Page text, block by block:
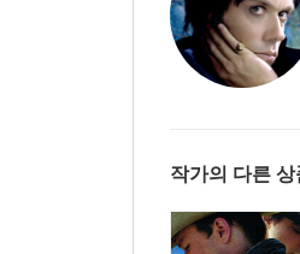
작가의 다른 상